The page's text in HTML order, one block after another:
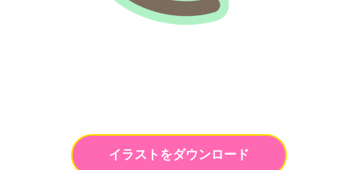
イラストをダウンロード